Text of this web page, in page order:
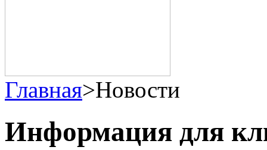
Главная>Новости
Информация для